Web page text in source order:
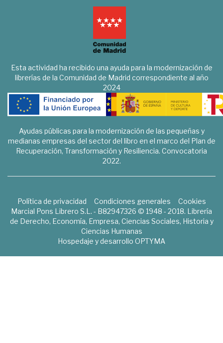
Esta actividad ha recibido una ayuda para la modernización de
librerías de la Comunidad de Madrid correspondiente al año
2024
Ayudas públicas para la modernización de las pequeñas y
medianas empresas del sector del libro en el marco del Plan de
Recuperación, Transformación y Resiliencia. Convocatoria
2022.
Política de privacidad Condiciones generales
Cookies
Marcial Pons Librero S.L. - B82947326 © 1948 - 2018. Librería
de Derecho, Economía, Empresa, Ciencias Sociales, Historia y
Ciencias Humanas
Hospedaje y desarrollo OPTYMA